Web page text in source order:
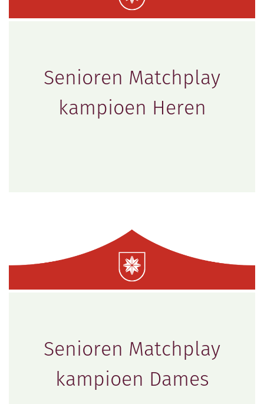
Senioren Matchplay
kampioen Heren
Senioren Matchplay
kampioen Dames